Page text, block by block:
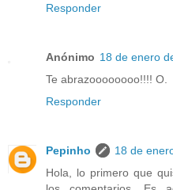
Responder
Anónimo 18 de enero
Te abrazoooooooo!!!! O.
Responder
Pepinho
18 de
Hola, lo primero que